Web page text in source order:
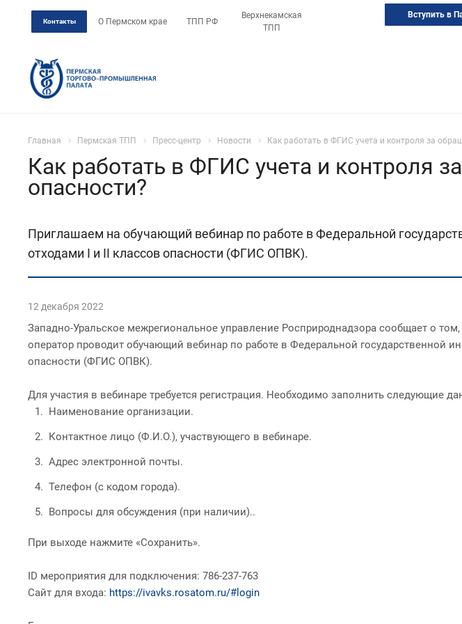
Контакты О Пермском крае ТПП РФ
Верхнекамская
ТПП
Вступить в
Главная Пермская ТПП Пресс-центр Новости Как работать в ФГИС учета и контроля за
Как работать в ФГИС учета и контроля
опасности?
Приглашаем на обучающий вебинар по работе в Федеральной
отходами I и II классов опасности (ФГИС ОПВК).
12 декабря 2022
Западно-Уральское межрегиональное управление Росприроднадзора сообщает о
оператор проводит обучающий вебинар по работе в Федеральной государственной
опасности (ФГИС ОПВК).
Для участия в вебинаре требуется регистрация. Необходимо заполнить следующие
Наименование организации.
Контактное лицо (Ф.И.О.), участвующего в вебинаре.
Адрес электронной почты.
Телефон (с кодом города).
Вопросы для обсуждения (при наличии)..
При выходе нажмите «Сохранить».
ID мероприятия для подключения: 786-237-763
Сайт для входа: https://ivavks.rosatom.ru/#login